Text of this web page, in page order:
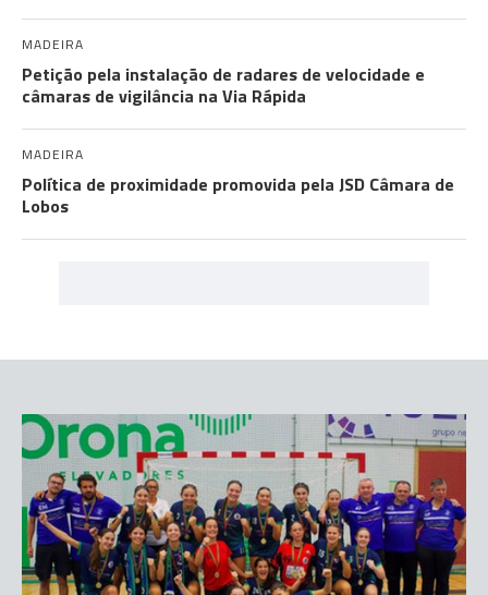
MADEIRA
Petição pela instalação de radares de velocidade e
câmaras de vigilância na Via Rápida
MADEIRA
Política de proximidade promovida pela JSD Câmara de
Lobos